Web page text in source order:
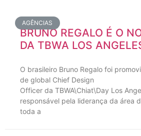
AGÊNCIAS
BRUNO REGALO É O
DA TBWA LOS
O brasileiro Bruno Regalo foi
de global Chief Design
Officer da TBWA\Chiat\Day Los
responsável pela liderança da área
toda a